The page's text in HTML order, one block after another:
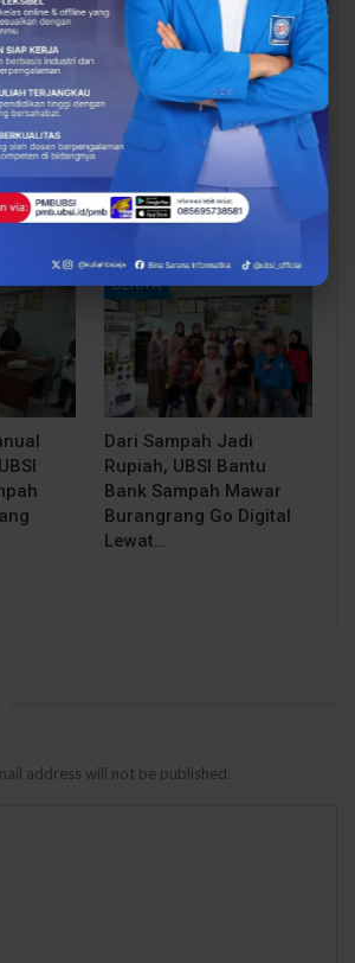
BERITA
Siap Kuliah Berkualitas?
UBSI Cengkareng Gelar
Open Booth Spesial
BERITA
Dari Sampah Jadi
Rupiah, UBSI Bantu
Bank Sampah Mawar
Burangrang Go Digital
Lewat…
address will not be published.